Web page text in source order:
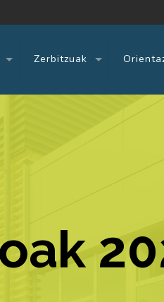
Zerbitzuak